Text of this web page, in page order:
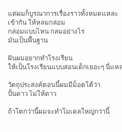
แต่ผมก็บูรณาการเรื่องราวทั้งหมดแหละ
เข้ากัน ให้หลมกล่อม
กล่อมแบบไหน กลมอย่างไร
มันเป็นพื้นฐาน
ฝันผมอยากทำโรงเรียน
ให้เป็นโรงเรียนแบบสอนเด็กเยอะๆ นี่แห
วัตถุประสงค์ตอนนี้ผมมีม็อตโต้ว่า
ปั้นดาว ไม่ให้ดาว
ถ้าโตกว่านี้ผมจะทำโมเดลใหญ่กว่านี้